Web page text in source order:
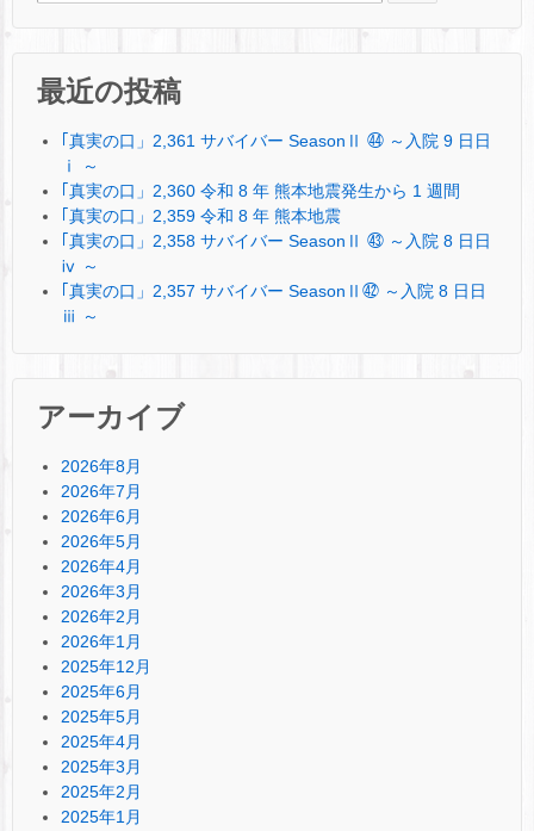
最近の投稿
｢真実の口」2,361 サバイバー SeasonⅡ ㊹ ～入院 9 日日
ⅰ ～
｢真実の口」2,360 令和 8 年 熊本地震発生から 1 週間
｢真実の口」2,359 令和 8 年 熊本地震
｢真実の口」2,358 サバイバー SeasonⅡ ㊸ ～入院 8 日日
ⅳ ～
｢真実の口」2,357 サバイバー SeasonⅡ㊷ ～入院 8 日日
ⅲ ～
アーカイブ
2026年8月
2026年7月
2026年6月
2026年5月
2026年4月
2026年3月
2026年2月
2026年1月
2025年12月
2025年6月
2025年5月
2025年4月
2025年3月
2025年2月
2025年1月